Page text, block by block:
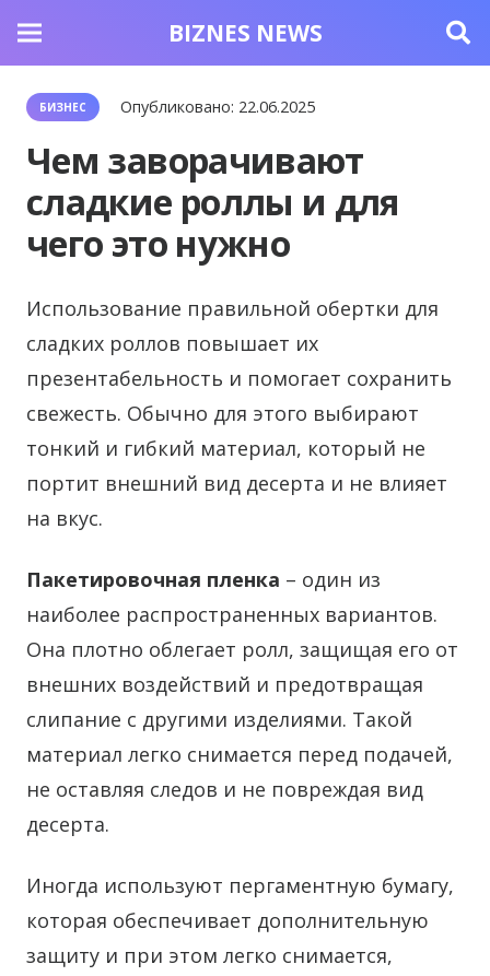
BIZNES NEWS
БИЗНЕС Опубликовано: 22.06.2025
Чем заворачивают
сладкие роллы и для
чего это нужно
Использование правильной обертки для
сладких роллов повышает их
презентабельность и помогает сохранить
свежесть. Обычно для этого выбирают
тонкий и гибкий материал, который не
портит внешний вид десерта и не влияет
на вкус.
Пакетировочная пленка – один из
наиболее распространенных вариантов.
Она плотно облегает ролл, защищая его от
внешних воздействий и предотвращая
слипание с другими изделиями. Такой
материал легко снимается перед подачей,
не оставляя следов и не повреждая вид
десерта.
Иногда используют пергаментную бумагу,
которая обеспечивает дополнительную
защиту и при этом легко снимается,